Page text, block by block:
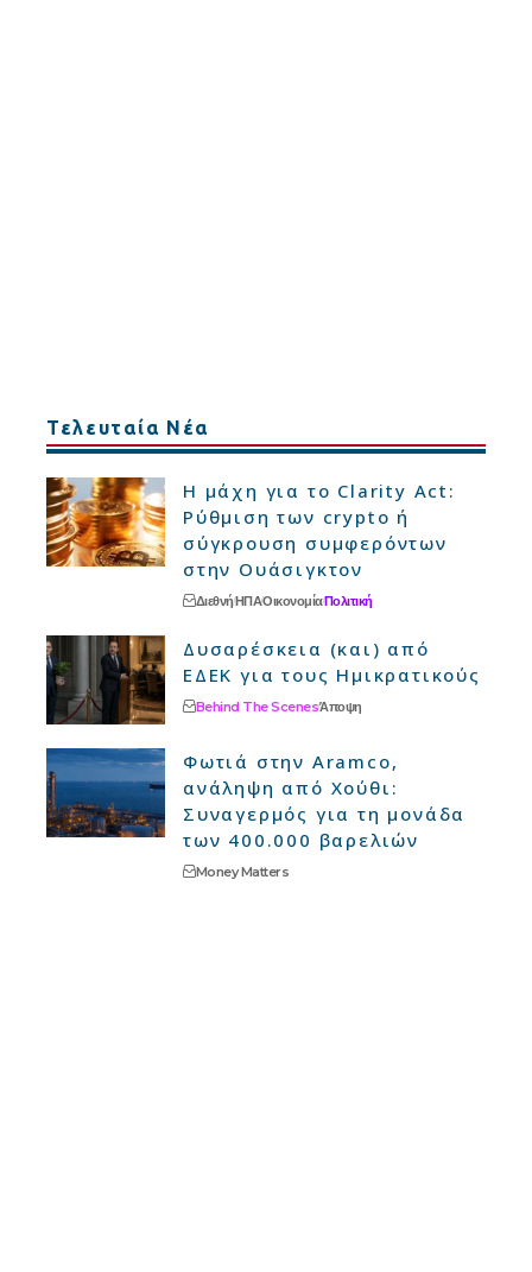
Τελευταία Νέα
Η μάχη για το Clarity Act:
Ρύθμιση των crypto ή
σύγκρουση συμφερόντων
στην Ουάσιγκτον
ΔιεθνήΗΠΑΟικονομίαΠολιτική
Δυσαρέσκεια (και) από
ΕΔΕΚ για τους Ημικρατικούς
Behind The ScenesΆποψη
Φωτιά στην Aramco,
ανάληψη από Χούθι:
Συναγερμός για τη μονάδα
των 400.000 βαρελιών
Money Matters